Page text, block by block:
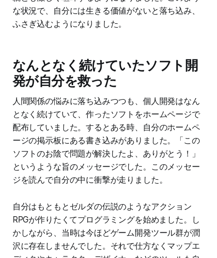
な状況で、自分には生きる価値がないと落ち込み、
ふさぎ込むようになりました。
なんとなく続けていたソフト開
発が自分を救った
人間関係の悩みに落ち込みつつも、個人開発はなん
となく続けていて、作ったソフトをホームページで
配布していました。するとある時、自分のホームペ
ージの掲示板にある書き込みがありました。「この
ソフトのお陰で問題が解決したよ、ありがとう！」
というような旨のメッセージでした。このメッセー
ジを読んで自分の中に衝撃が走りました。
自分はもともとゼルダの伝説のようなアクション
RPGが作りたくてプログラミングを始めました。し
かしながら、当時は今ほどゲーム開発ツール群が潤
沢に存在しませんでした。それで仕方なくマップエ